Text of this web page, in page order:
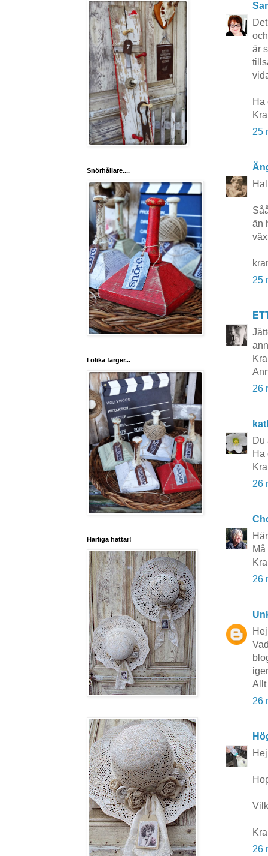
är
Ha
25
än
25
26
Du
Ha
26
26
Allt
26
26
Snörhållare....
I olika färger...
Härliga hattar!